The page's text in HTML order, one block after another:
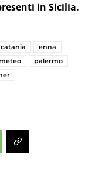
in Sicilia.
catania
enna
meteo
palermo